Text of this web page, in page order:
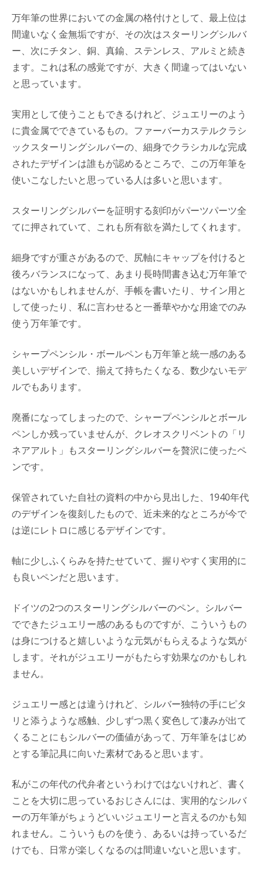
万年筆の世界においての金属の格付けとして、最上位は
間違いなく金無垢ですが、その次はスターリングシルバ
ー、次にチタン、銅、真鍮、ステンレス、アルミと続き
ます。これは私の感覚ですが、大きく間違ってはいない
と思っています。
実用として使うこともできるけれど、ジュエリーのよう
に貴金属でできているもの。ファーバーカステルクラシ
ックスターリングシルバーの、細身でクラシカルな完成
されたデザインは誰もが認めるところで、この万年筆を
使いこなしたいと思っている人は多いと思います。
スターリングシルバーを証明する刻印がパーツパーツ全
てに押されていて、これも所有欲を満たしてくれます。
細身ですが重さがあるので、尻軸にキャップを付けると
後ろバランスになって、あまり長時間書き込む万年筆で
はないかもしれませんが、手帳を書いたり、サイン用と
して使ったり、私に言わせると一番華やかな用途でのみ
使う万年筆です。
シャープペンシル・ボールペンも万年筆と統一感のある
美しいデザインで、揃えて持ちたくなる、数少ないモデ
ルでもあります。
廃番になってしまったので、シャープペンシルとボール
ペンしか残っていませんが、クレオスクリベントの「リ
ネアアルト」もスターリングシルバーを贅沢に使ったペ
ンです。
保管されていた自社の資料の中から見出した、1940年代
のデザインを復刻したもので、近未来的なところが今で
は逆にレトロに感じるデザインです。
軸に少しふくらみを持たせていて、握りやすく実用的に
も良いペンだと思います。
ドイツの2つのスターリングシルバーのペン。シルバー
でできたジュエリー感のあるものですが、こういうもの
は身につけると嬉しいような元気がもらえるような気が
します。それがジュエリーがもたらす効果なのかもしれ
ません。
ジュエリー感とは違うけれど、シルバー独特の手にピタ
リと添うような感触、少しずつ黒く変色して凄みが出て
くることにもシルバーの価値があって、万年筆をはじめ
とする筆記具に向いた素材であると思います。
私がこの年代の代弁者というわけではないけれど、書く
ことを大切に思っているおじさんには、実用的なシルバ
ーの万年筆がちょうどいいジュエリーと言えるのかも知
れません。こういうものを使う、あるいは持っているだ
けでも、日常が楽しくなるのは間違いないと思います。